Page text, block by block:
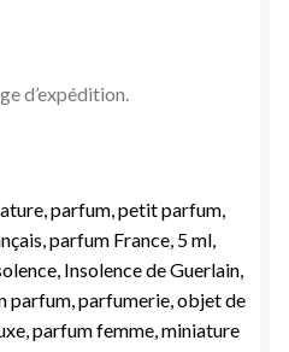
d’expédition.
parfum, petit parfum,
parfum France, 5 ml,
Insolence de Guerlain,
parfum, parfumerie, objet de
parfum femme, miniature